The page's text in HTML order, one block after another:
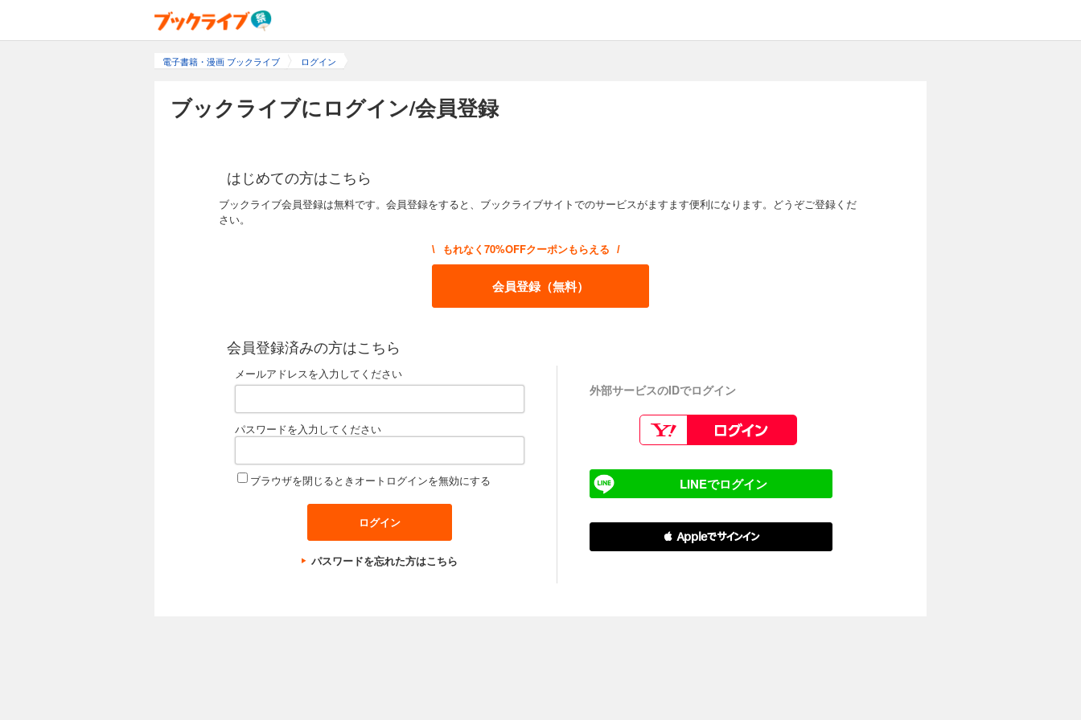
電子書籍・漫画 ブックライブ ログイン
ブックライブにログイン/会員登録
はじめての方はこちら
ブックライブ会員登録は無料です。会員登録をすると、ブックライブサイトでのサービスがますます便利になります。どうぞご登録くだ
さい。
\ もれなく70%OFFクーポンもらえる /
会員登録（無料）
会員登録済みの方はこちら
メールアドレスを入力してください
パスワードを入力してください
ブラウザを閉じるときオートログインを無効にする
パスワードを忘れた方はこちら
外部サービスのIDでログイン
LINEでログイン
 Appleでサインイン